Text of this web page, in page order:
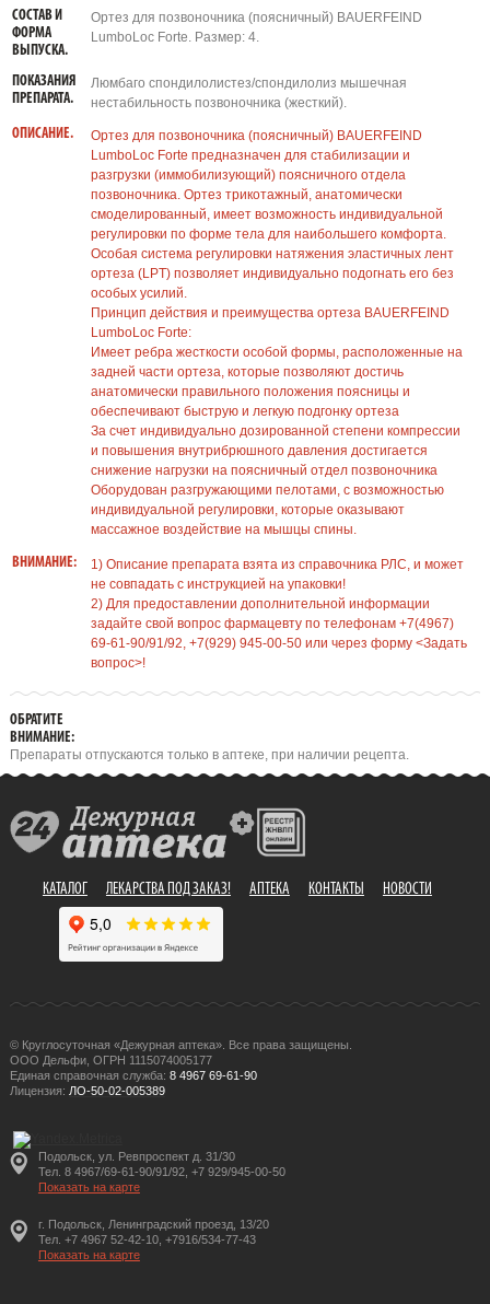
СОСТАВ И
ФОРМА
ВЫПУСКА.
Ортез для позвоночника (поясничный) BAUERFEIND
LumboLoc Forte. Размер: 4.
ПОКАЗАНИЯ
ПРЕПАРАТА.
Люмбаго спондилолистез/спондилолиз мышечная
нестабильность позвоночника (жесткий).
ОПИСАНИЕ.
Ортез для позвоночника (поясничный) BAUERFEIND
LumboLoc Forte предназначен для стабилизации и
разгрузки (иммобилизующий) поясничного отдела
позвоночника. Ортез трикотажный, анатомически
смоделированный, имеет возможность индивидуальной
регулировки по форме тела для наибольшего комфорта.
Особая система регулировки натяжения эластичных лент
ортеза (LPT) позволяет индивидуально подогнать его без
особых усилий.
Принцип действия и преимущества ортеза BAUERFEIND
LumboLoc Forte:
Имеет ребра жесткости особой формы, расположенные на
задней части ортеза, которые позволяют достичь
анатомически правильного положения поясницы и
обеспечивают быструю и легкую подгонку ортеза
За счет индивидуально дозированной степени компрессии
и повышения внутрибрюшного давления достигается
снижение нагрузки на поясничный отдел позвоночника
Оборудован разгружающими пелотами, с возможностью
индивидуальной регулировки, которые оказывают
массажное воздействие на мышцы спины.
ВНИМАНИЕ:
1) Описание препарата взята из справочника РЛС, и может
не совпадать с инструкцией на упаковки!
2) Для предоставлении дополнительной информации
задайте свой вопрос фармацевту по телефонам +7(4967)
69-61-90/91/92, +7(929) 945-00-50 или через форму <Задать
вопрос>!
ОБРАТИТЕ
ВНИМАНИЕ:
Препараты отпускаются только в аптеке, при наличии рецепта.
КАТАЛОГ ЛЕКАРСТВА ПОД ЗАКАЗ! АПТЕКА КОНТАКТЫ НОВОСТИ
© Круглосуточная «Дежурная аптека». Все права защищены.
ООО Дельфи, ОГРН 1115074005177
Единая справочная служба: 8 4967 69-61-90
Лицензия: ЛО-50-02-005389
Подольск, ул. Ревпроспект д. 31/30
Тел. 8 4967/69-61-90/91/92, +7 929/945-00-50
Показать на карте
г. Подольск, Ленинградский проезд, 13/20
Тел. +7 4967 52-42-10, +7916/534-77-43
Показать на карте